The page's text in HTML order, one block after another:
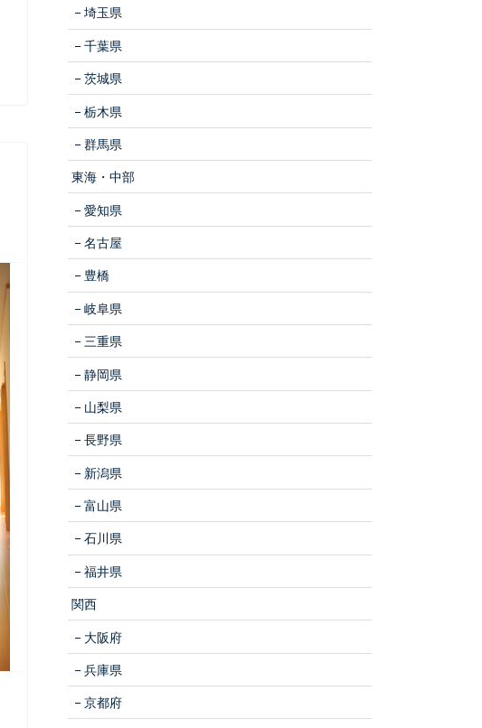
埼玉県
千葉県
茨城県
栃木県
群馬県
東海・中部
愛知県
名古屋
豊橋
岐阜県
三重県
静岡県
山梨県
長野県
新潟県
富山県
石川県
福井県
関西
大阪府
兵庫県
京都府